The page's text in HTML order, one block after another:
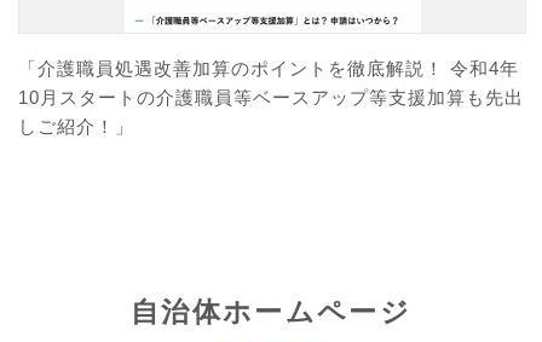
「介護職員処遇改善加算のポイントを徹底解説！ 令和4年
10月スタートの介護職員等ベースアップ等支援加算も先出
しご紹介！」
自治体ホームページ